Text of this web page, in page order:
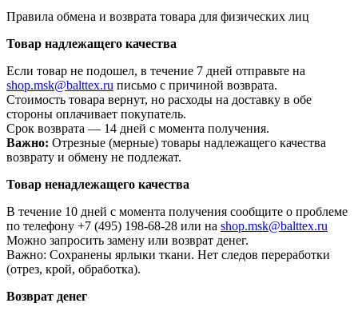
Правила обмена и возврата товара для физических лиц
Товар надлежащего качества
Если товар не подошел, в течение 7 дней отправьте на
shop.msk@balttex.ru письмо с причиной возврата.
Стоимость товара вернут, но расходы на доставку в обе
стороны оплачивает покупатель.
Срок возврата — 14 дней с момента получения.
Важно: Отрезные (мерные) товары надлежащего качества
возврату и обмену не подлежат.
Товар ненадлежащего качества
В течение 10 дней с момента получения сообщите о проблеме
по телефону +7 (495) 198-68-28 или на shop.msk@balttex.ru
Можно запросить замену или возврат денег.
Важно: Сохранены ярлыки ткани. Нет следов переработки
(отрез, крой, обработка).
Возврат денег